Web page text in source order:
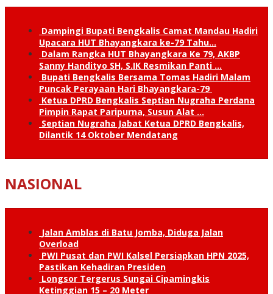
Dampingi Bupati Bengkalis Camat Mandau Hadiri
Upacara HUT Bhayangkara ke-79 Tahu…
Dalam Rangka HUT Bhayangkara Ke 79, AKBP
Sanny Handityo SH, S.IK Resmikan Panti …
Bupati Bengkalis Bersama Tomas Hadiri Malam
Puncak Perayaan Hari Bhayangkara-79
Ketua DPRD Bengkalis Septian Nugraha Perdana
Pimpin Rapat Paripurna, Susun Alat …
Septian Nugraha Jabat Ketua DPRD Bengkalis,
Dilantik 14 Oktober Mendatang
NASIONAL
Jalan Amblas di Batu Jomba, Diduga Jalan
Overload
PWI Pusat dan PWI Kalsel Persiapkan HPN 2025,
Pastikan Kehadiran Presiden
Longsor Tergerus Sungai Cipamingkis
Ketinggian 15 – 20 Meter